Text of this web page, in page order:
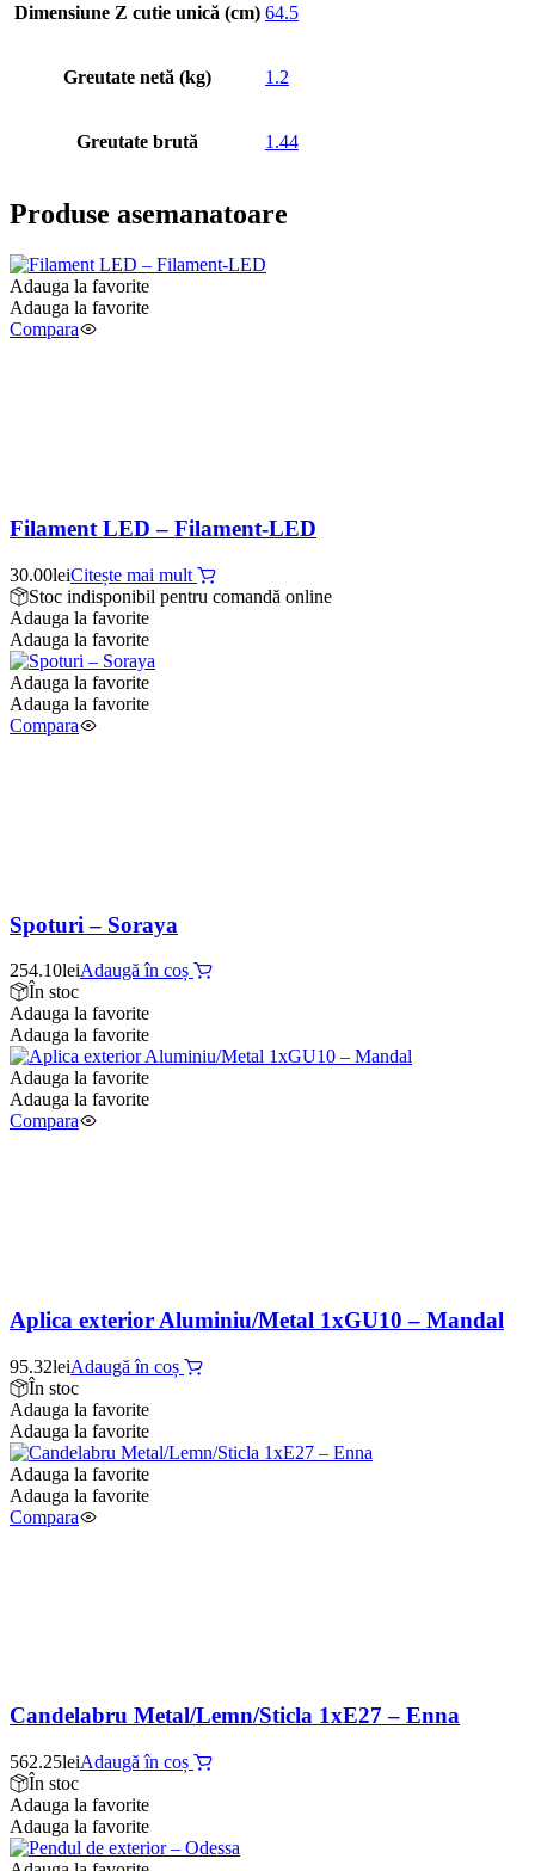
Dimensiune Z cutie unică (cm) 64.5
Greutate netă (kg) 1.2
Greutate brută 1.44
Produse asemanatoare
Adauga la favorite
Adauga la favorite
Compara
Filament LED – Filament-LED
30.00leiCitește mai mult
Stoc indisponibil pentru comandă online
Adauga la favorite
Adauga la favorite
Adauga la favorite
Adauga la favorite
Compara
Spoturi – Soraya
254.10leiAdaugă în coș
În stoc
Adauga la favorite
Adauga la favorite
Adauga la favorite
Adauga la favorite
Compara
Aplica exterior Aluminiu/Metal 1xGU10 – Mandal
95.32leiAdaugă în coș
În stoc
Adauga la favorite
Adauga la favorite
Adauga la favorite
Adauga la favorite
Compara
Candelabru Metal/Lemn/Sticla 1xE27 – Enna
562.25leiAdaugă în coș
În stoc
Adauga la favorite
Adauga la favorite